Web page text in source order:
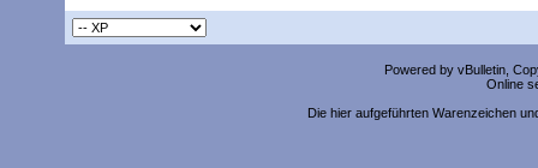
Powered by vBulletin,
Online
Die hier aufgeführten Warenzeichen